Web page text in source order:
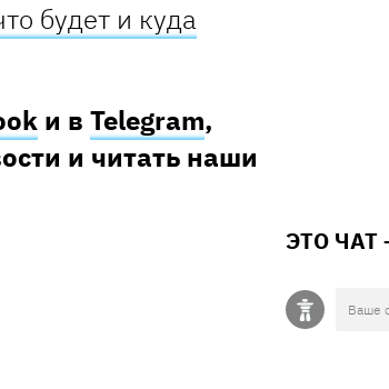
будет и куда
и в Telegram,
и читать наши
ЭТО ЧАТ